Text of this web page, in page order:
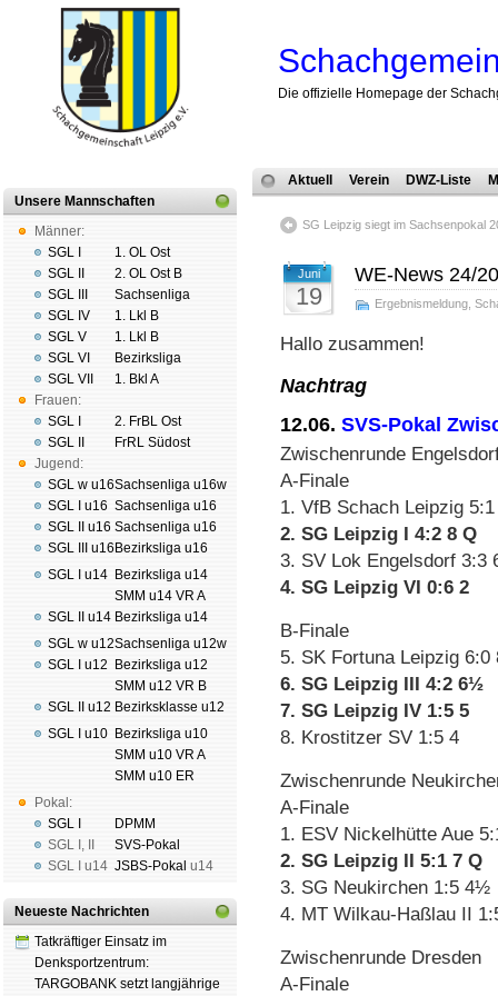
Die offizielle Homepage der
Unsere Mannschaften
Männer:
SGL I
SGL II
SGL III
SGL IV
SGL V
SGL VI
SGL VII
Frauen:
SGL I
SGL II
Jugend:
SGL w u16
SGL I u16
SGL II u16
SGL III u16
SGL I u14
SGL II u14
SGL w u12
SGL I u12
SGL II u12
SGL I u10
Pokal:
SGL I
SGL I ,
SGL I
u14
1. OL Ost
2. OL Ost B
Sachsenliga
1. Lkl B
1. Lkl B
Bezirksliga
1. Bkl A
2. FrBL Ost
FrRL Südost
Sachsenliga u16w
Sachsenliga u16
Sachsenliga u16
Bezirksliga u16
Bezirksliga u14
SMM u14 VR A
Bezirksliga u14
Sachsenliga u12w
Bezirksliga u12
SMM u12 VR B
Bezirksklasse u12
Bezirksliga u10
SMM u10 VR A
SMM u10 ER
DPMM
SVS-Pokal
JSBS-Pokal u14
Neueste Nachrichten
Tatkräftiger Einsatz im
Denksportzentrum:
TARGOBANK setzt langjährige
Aktuell Verein DWZ-Liste
SG Leipzig siegt im Sachsenpokal
Juni
19
WE-News 24/
Ergebnismeldung
Hallo zusammen!
Nachtrag
12.06. SVS-Pokal
Zwischenrunde
A-Finale
1. VfB Schach Leipzig
2. SG Leipzig I 4:2 8 Q
3. SV Lok Engelsdorf 3:3
4. SG Leipzig VI 0:6 2
B-Finale
5. SK Fortuna Leipzig
6. SG Leipzig III 4:2 6½
7. SG Leipzig IV 1:5 5
8. Krostitzer SV 1:5 4
Zwischenrunde
A-Finale
1. ESV Nickelhütte Aue
2. SG Leipzig II 5:1 7 Q
3. SG Neukirchen 1:5 4½
4. MT Wilkau-Haßlau II
Zwischenrunde Dresden
A-Finale